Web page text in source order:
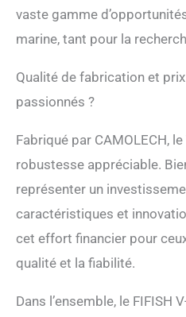
des
et
vaste gamme
marine, tant pour la
Qualité de fabrication et
passionnés ?
Fabriqué par CAMOLECH,
robustesse appréciable.
représenter un
caractéristiques et
cet effort financier pour
qualité et la fiabilité.
Dans l’ensemble, le FIFISH